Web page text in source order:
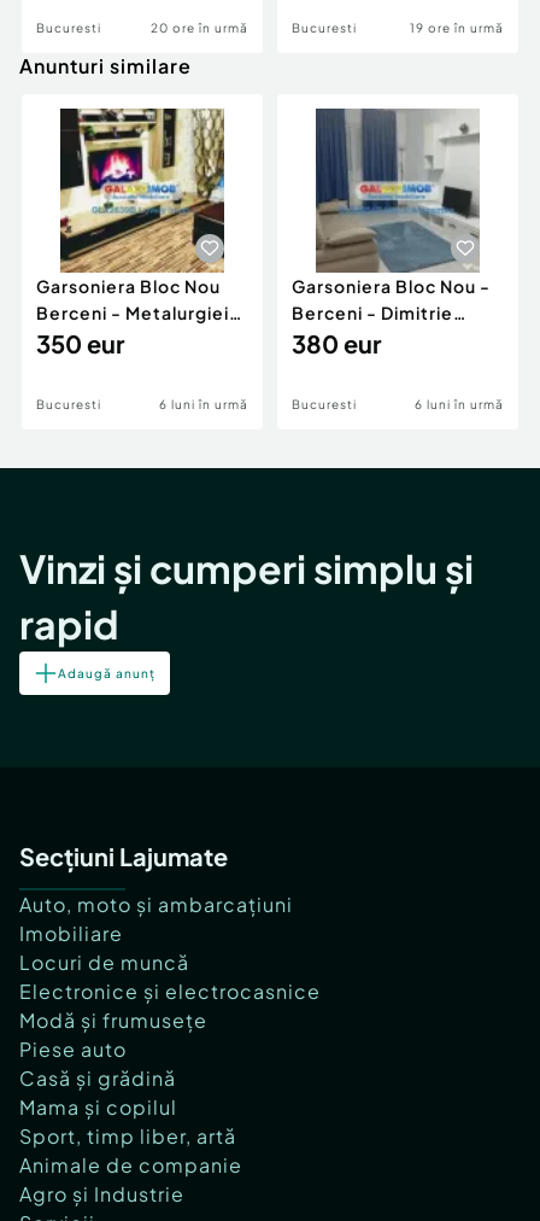
Bucuresti 20 ore în urmă Bucuresti 19 ore în urmă
Anunturi similare
Garsoniera Bloc Nou
Berceni - Metalurgiei
Park - Postalionul
350 eur
Bucuresti 6 luni în urmă
Garsoniera Bloc Nou -
Berceni - Dimitrie
Leonida
380 eur
Bucuresti 6 luni în urmă
Vinzi și cumperi simplu și
rapid
Adaugă anunț
Secțiuni Lajumate
Auto, moto și ambarcațiuni
Imobiliare
Locuri de muncă
Electronice și electrocasnice
Modă și frumusețe
Piese auto
Casă și grădină
Mama și copilul
Sport, timp liber, artă
Animale de companie
Agro și Industrie